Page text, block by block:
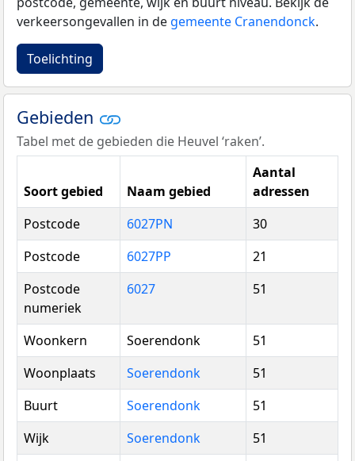
verkeersongevallen in de gemeente Cranendonck.
Toelichting
Gebieden
Tabel met de gebieden die Heuvel ‘raken’.
Soort gebied Naam gebied
Aantal
adressen
Postcode
6027PN
30
Postcode
6027PP
21
Postcode
numeriek
6027 51
Woonkern Soerendonk
51
Woonplaats
Soerendonk
51
Buurt
Soerendonk
51
Wijk
Soerendonk
51